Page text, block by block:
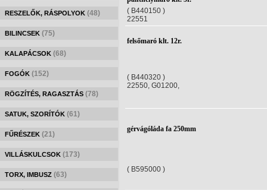
RESZELŐK, RÁSPOLYOK (48)
BILINCSEK (75)
KALAPÁCSOK (68)
FOGÓK (152)
RÖGZÍTÉS, RAGASZTÁS (78)
SATUK, SZORÍTÓK (61)
FŰRÉSZEK (21)
VILLÁSKULCSOK (173)
TORX, IMBUSZ (63)
( B440150 )
22551
felsőmaró klt. 12r.
( B440320 )
22550, G01200,
gérvágóláda fa 250mm
( B595000 )